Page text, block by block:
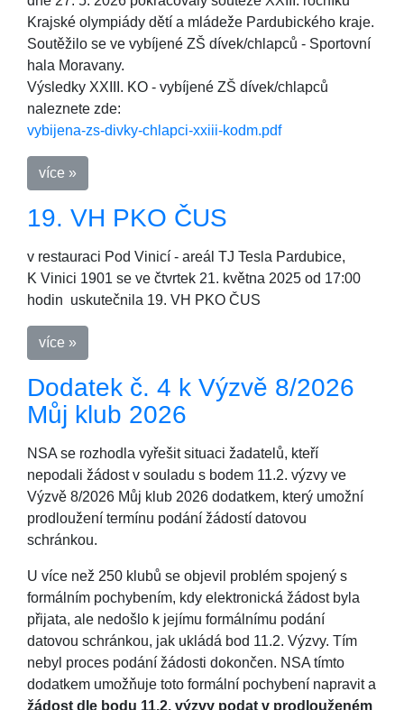
Krajské olympiády dětí a mládeže Pardubického kraje.
Soutěžilo se ve vybíjené ZŠ dívek/chlapců - Sportovní
hala Moravany.
Výsledky XXIII. KO - vybíjené ZŠ dívek/chlapců
naleznete zde:
vybijena-zs-divky-chlapci-xxiii-kodm.pdf
více »
19. VH PKO ČUS
v restauraci Pod Vinicí - areál TJ Tesla Pardubice,
K Vinici 1901 se ve čtvrtek 21. května 2025 od 17:00
hodin uskutečnila 19. VH PKO ČUS
více »
Dodatek č. 4 k Výzvě 8/2026
Můj klub 2026
NSA se rozhodla vyřešit situaci žadatelů, kteří
nepodali žádost v souladu s bodem 11.2. výzvy ve
Výzvě 8/2026 Můj klub 2026 dodatkem, který umožní
prodloužení termínu podání žádostí datovou
schránkou.
U více než 250 klubů se objevil problém spojený s
formálním pochybením, kdy elektronická žádost byla
přijata, ale nedošlo k jejímu formálnímu podání
datovou schránkou, jak ukládá bod 11.2. Výzvy. Tím
nebyl proces podání žádosti dokončen. NSA tímto
dodatkem umožňuje toto formální pochybení napravit a
žádost dle bodu 11.2. výzvy podat v prodlouženém